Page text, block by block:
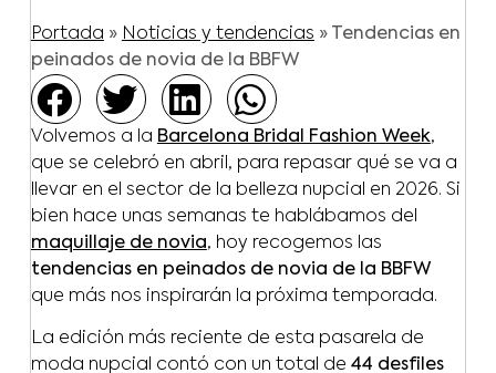
Portada » Noticias y tendencias »
Tendencias en
peinados de novia de la BBFW
Volvemos a la Barcelona Bridal Fashion Week,
que se celebró en abril, para repasar qué se va a
llevar en el sector de la belleza nupcial en 2026. Si
bien hace unas semanas te hablábamos del
maquillaje de novia, hoy recogemos las
tendencias en peinados de novia de la BBFW
que más nos inspirarán la próxima temporada.
La edición más reciente de esta pasarela de
moda nupcial contó con un total de 44 desfiles